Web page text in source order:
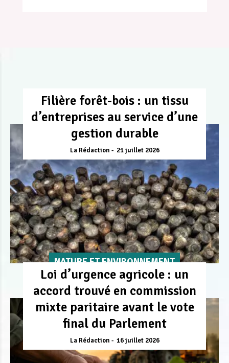
Filière forêt-bois : un tissu
d’entreprises au service d’une
gestion durable
La Rédaction 21 juillet 2026
NATURE ET ENVIRONNEMENT
Loi d’urgence agricole : un
accord trouvé en commission
mixte paritaire avant le vote
final du Parlement
La Rédaction 16 juillet 2026